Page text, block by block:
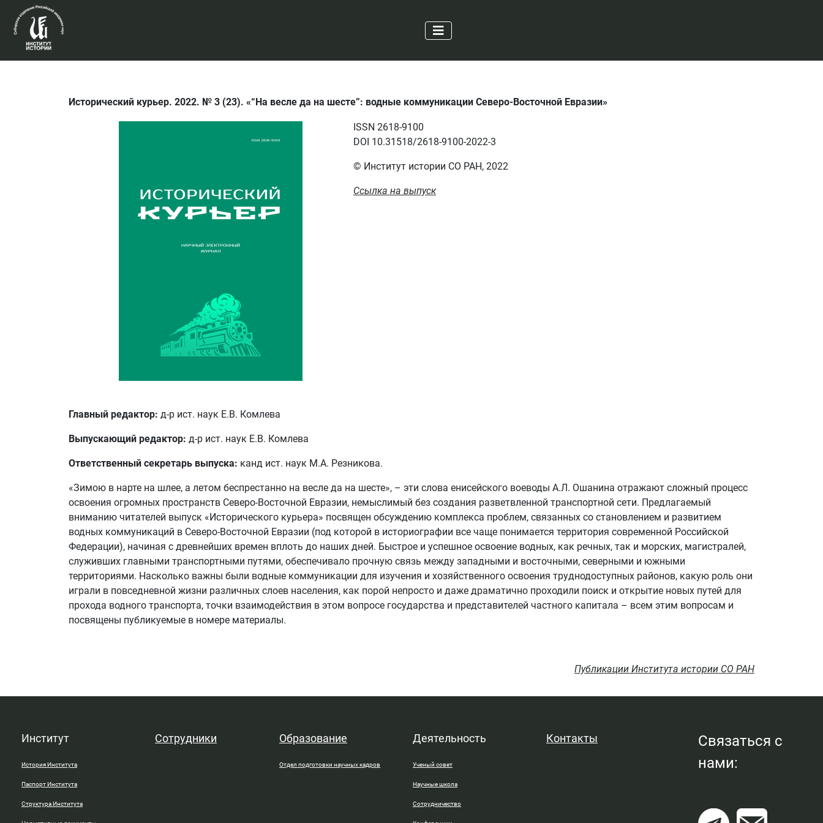
Исторический курьер. 2022. № 3 (23). «“На весле да на шесте”: водные коммуникации Северо-Восточной Евразии»
ISSN 2618-9100
DOI 10.31518/2618-9100-2022-3
© Институт истории СО РАН, 2022
Ссылка на выпуск
Главный редактор: д-р ист. наук Е.В. Комлева
Выпускающий редактор: д-р ист. наук Е.В. Комлева
Ответственный секретарь выпуска: канд ист. наук М.А. Резникова.
«Зимою в нарте на шлее, а летом беспрестанно на весле да на шесте», – эти слова енисейского воеводы А.Л. Ошанина отражают сложный процесс
освоения огромных пространств Северо-Восточной Евразии, немыслимый без создания разветвленной транспортной сети. Предлагаемый
вниманию читателей выпуск «Исторического курьера» посвящен обсуждению комплекса проблем, связанных со становлением и развитием
водных коммуникаций в Северо-Восточной Евразии (под которой в историографии все чаще понимается территория современной Российской
Федерации), начиная с древнейших времен вплоть до наших дней. Быстрое и успешное освоение водных, как речных, так и морских, магистралей,
служивших главными транспортными путями, обеспечивало прочную связь между западными и восточными, северными и южными
территориями. Насколько важны были водные коммуникации для изучения и хозяйственного освоения труднодоступных районов, какую роль они
играли в повседневной жизни различных слоев населения, как порой непросто и даже драматично проходили поиск и открытие новых путей для
прохода водного транспорта, точки взаимодействия в этом вопросе государства и представителей частного капитала – всем этим вопросам и
посвящены публикуемые в номере материалы.
Публикации Института истории СО РАН
Институт
История Института
Паспорт Института
Структура Института
Сотрудники Образование
Отдел подготовки научных кадров
Деятельность
Ученый совет
Научные школа
Сотрудничество
Контакты
Связаться с
нами: